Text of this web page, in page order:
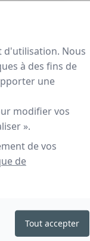
de la femme idéale ?
de l'homme idéal ?
Nous
à des fins de
une
modifier vos
».
de vos
de
Tout accepter